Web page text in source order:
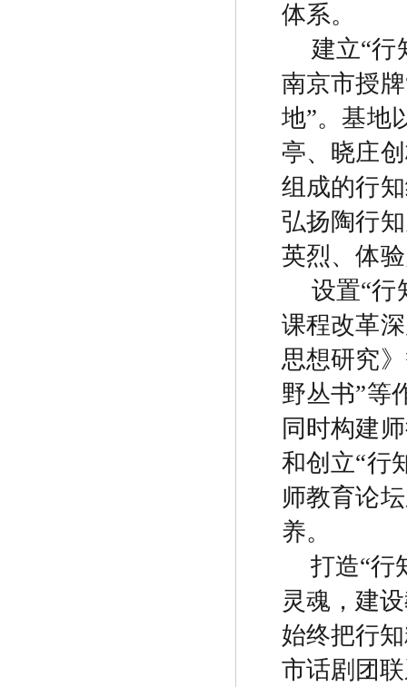
体系。
建立“行
南京市授牌
地”。基地
亭、晓庄
组成的行
弘扬陶行
英烈、体
设置“行
课程改革
思想研究
野丛书”等
同时构建
和创立“行
师教育论
养。
打造“行
灵魂，建
始终把行
市话剧团